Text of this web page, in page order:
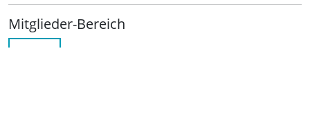
Mitglieder-Bereich